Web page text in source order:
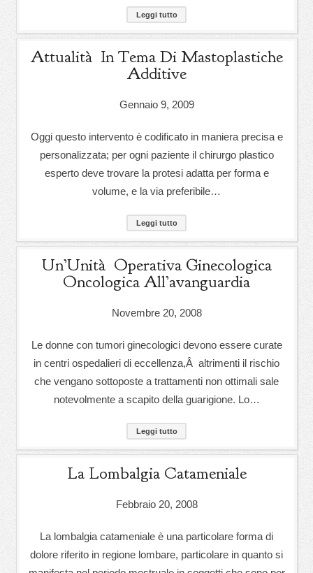
Leggi tutto
Attualità In Tema Di Mastoplastiche
Additive
Gennaio 9, 2009
Oggi questo intervento è codificato in maniera precisa e
personalizzata; per ogni paziente il chirurgo plastico
esperto deve trovare la protesi adatta per forma e
volume, e la via preferibile…
Leggi tutto
Un’Unità Operativa Ginecologica
Oncologica All’avanguardia
Novembre 20, 2008
Le donne con tumori ginecologici devono essere curate
in centri ospedalieri di eccellenza,Â altrimenti il rischio
che vengano sottoposte a trattamenti non ottimali sale
notevolmente a scapito della guarigione. Lo…
Leggi tutto
La Lombalgia Catameniale
Febbraio 20, 2008
La lombalgia catameniale è una particolare forma di
dolore riferito in regione lombare, particolare in quanto si